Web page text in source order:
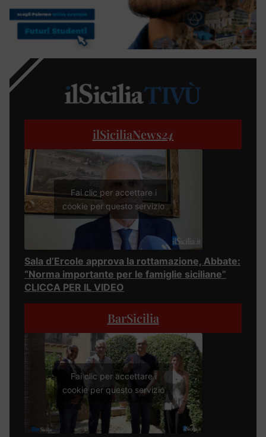
ilSiciliaNews24
Fai clic per accettare i
cookie per questo servizio
Sala d’Ercole approva la rottamazione, Abbate:
“Norma importante per le famiglie siciliane”
CLICCA PER IL VIDEO
BarSicilia
Fai clic per accettare i
cookie per questo servizio